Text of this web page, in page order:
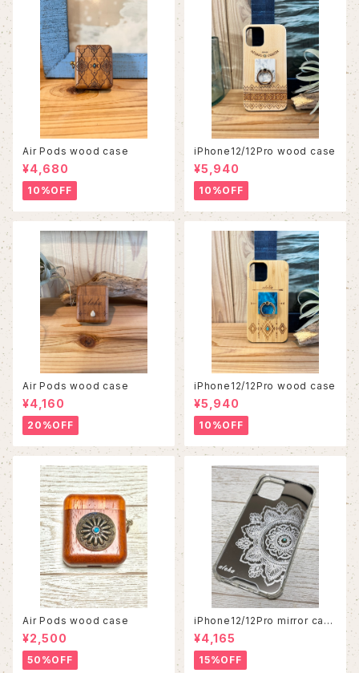
Air Pods wood case
¥4,680
10%OFF
iPhone12/12Pro wood case
¥5,940
10%OFF
Air Pods wood case
¥4,160
20%OFF
iPhone12/12Pro wood case
¥5,940
10%OFF
Air Pods wood case
¥2,500
50%OFF
iPhone12/12Pro mirror cas
e
¥4,165
15%OFF